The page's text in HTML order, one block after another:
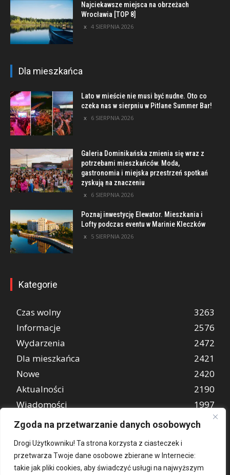
Zgoda na przetwarzanie danych osobowych
Drogi Użytkowniku! Ta strona korzysta z ciasteczek i
przetwarza Twoje dane osobowe zbierane w Internecie:
takie jak pliki cookies, aby świadczyć usługi na najwyższym
Najciekawsze miejsca na obrzeżach
Wrocławia [TOP 8]
4 SIERPNIA 2026
Dla mieszkańca
Lato w mieście nie musi być nudne. Oto co
czeka nas w sierpniu w Pitlane Summer Bar!
6 SIERPNIA 2026
Galeria Dominikańska zmienia się wraz z
potrzebami mieszkańców. Moda,
gastronomia i miejska przestrzeń spotkań
zyskują na znaczeniu
6 SIERPNIA 2026
Poznaj inwestycję Elewator. Mieszkania i
Lofty podczas eventu w Marinie Kleczków
5 SIERPNIA 2026
Kategorie
Czas wolny
3263
Informacje
2576
Wydarzenia
2472
Dla mieszkańca
2421
Nowe
2420
Aktualności
2190
Wiadomości
1997
REKLAMA
849